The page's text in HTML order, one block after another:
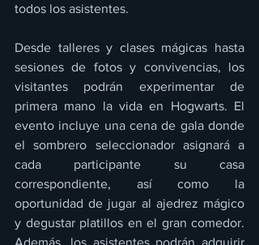
todos los asistentes.
Desde talleres y clases mágicas hasta
sesiones de fotos y convivencias, los
visitantes podrán experimentar de
primera mano la vida en Hogwarts. El
evento incluye una cena de gala donde
el sombrero seleccionador asignará a
cada participante su casa
correspondiente, así como la
oportunidad de jugar al ajedrez mágico
y degustar platillos en el gran comedor.
Además, los asistentes podrán adquirir